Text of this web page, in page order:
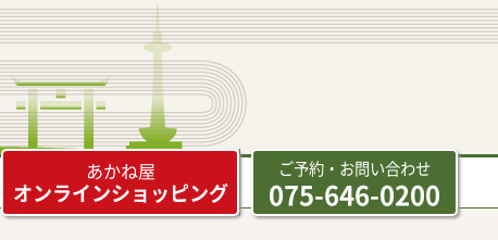
あかね屋
オンラインショッピング
ご予約・お問い合わせ
075-646-0200